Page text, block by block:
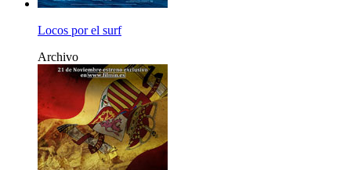
Locos por el surf
Archivo